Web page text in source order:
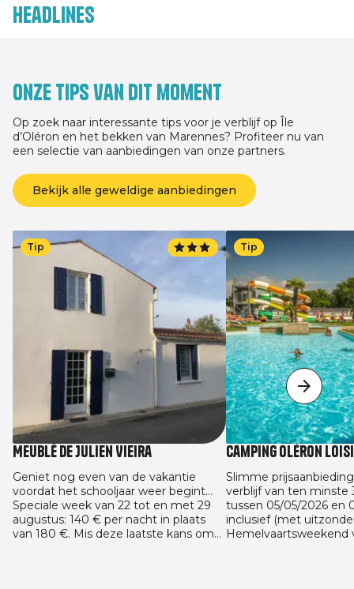
Headlines
Onze tips van dit moment
Op zoek naar interessante tips voor je verblijf op Île
d’Oléron en het bekken van Marennes? Profiteer nu van
een selectie van aanbiedingen van onze partners.
Bekijk alle geweldige aanbiedingen
Tip
Meublé de Julien Vieira
Geniet nog even van de vakantie
voordat het schooljaar weer begint...
Speciale week van 22 tot en met 29
augustus: 140 € per nacht in plaats
van 180 €. Mis deze laatste kans om
Tip
Camping Oléron
Slimme
verblijf van ten minste
tussen 05/05/2026 en
inclusief (met
Hemelvaartsweekend